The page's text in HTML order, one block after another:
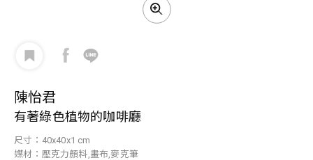
陳怡君
有著綠色植物的咖啡廳
尺寸：40x40x1 cm
媒材：壓克力顏料,畫布,麥克筆